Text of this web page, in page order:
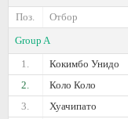
Поз.
Отбор
Group A
1.
Кокимбо Унидо
2.
Коло Коло
3.
Хуачипато